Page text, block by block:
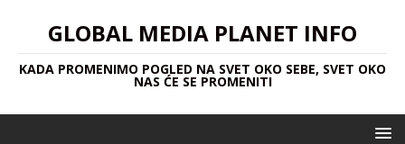
GLOBAL MEDIA PLANET INFO
KADA PROMENIMO POGLED NA SVET OKO SEBE, SVET OKO
NAS ĆE SE PROMENITI